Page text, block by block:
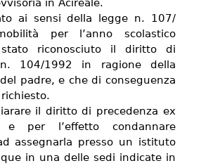
in Acireale.
ai sensi della legge n. 107/
per l’anno scolastico
riconosciuto il diritto di
104/1992 in ragione della
padre, e che di conseguenza
il diritto di precedenza ex
l’effetto condannare
assegnarla presso un istituto
in una delle sedi indicate in